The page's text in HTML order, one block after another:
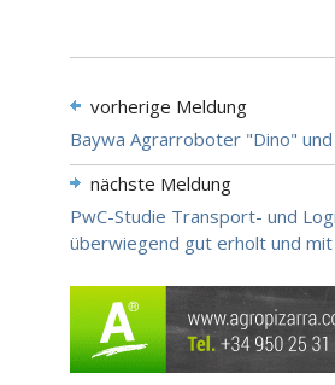
vorherige Meldung
Baywa Agrarroboter "Dino"
nächste Meldung
PwC-Studie Transport- und
überwiegend gut erholt und